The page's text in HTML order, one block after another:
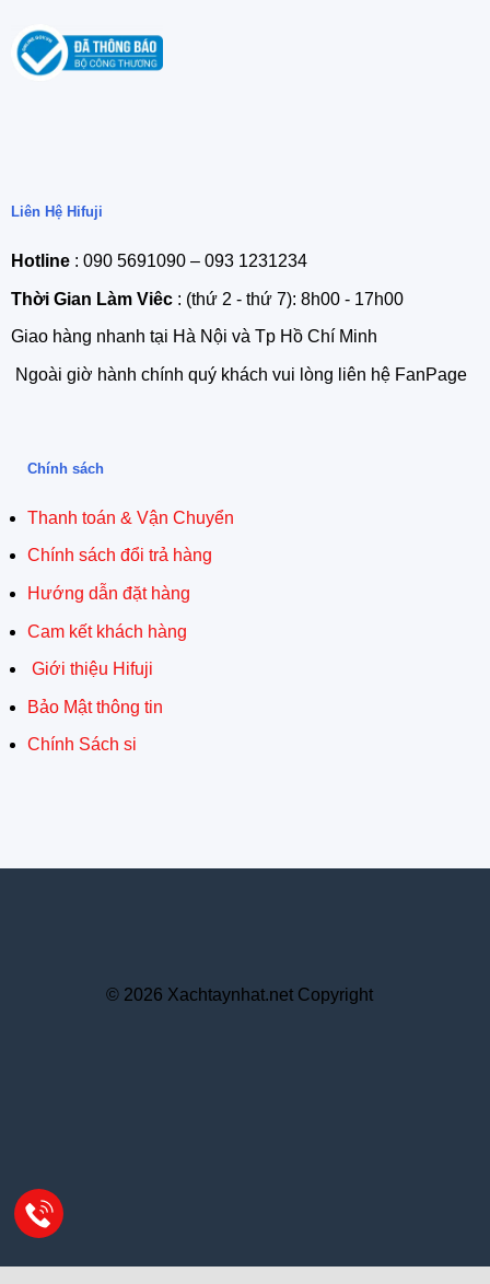
Liên Hệ Hifuji
Hotline: 090 5691090 – 093 1231234
Thời Gian Làm Viêc: (thứ 2 - thứ 7): 8h00 - 17h00
Giao hàng nhanh tại Hà Nội và Tp Hồ Chí Minh
Ngoài giờ hành chính quý khách vui lòng liên hệ FanPage
Chính sách
Thanh toán & Vận Chuyển
Chính sách đổi trả hàng
Hướng dẫn đặt hàng
Cam kết khách hàng
Giới thiệu Hifuji
Bảo Mật thông tin
Chính Sách si
© 2026 Xachtaynhat.net Copyright